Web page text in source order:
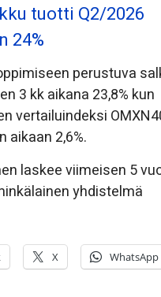
tuotti Q2/2026
24%
perustuva
3 kk aikana 23,8% kun
vertailuindeksi
aikaan 2,6%.
laskee viimeisen 5
yhdistelmä
X WhatsApp